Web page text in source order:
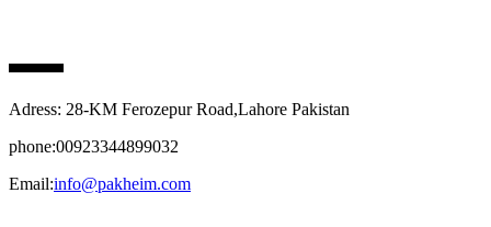
Adress: 28-KM Ferozepur Road,Lahore Pakistan
phone:00923344899032
Email:info@pakheim.com